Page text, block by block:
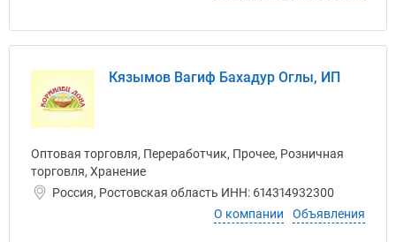
Кязымов Вагиф Бахадур Оглы, ИП
Оптовая торговля, Переработчик, Прочее, Розничная
торговля, Хранение
Россия, Ростовская область ИНН: 614314932300
О компании
Объявления